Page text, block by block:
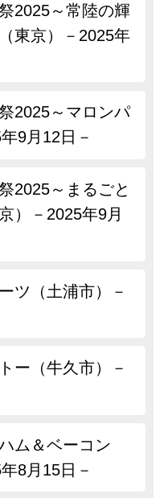
2025～常陸の輝
東京）－2025年
2025～マロンパ
9月12日－
2025～まるごと
）－2025年9月
ツ（土浦市）－
ー（牛久市）－
ム＆ベーコン
8月15日－